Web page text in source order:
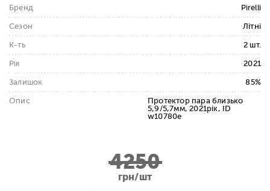
Бренд Pirelli
Сезон Літні
К-ть 2 шт.
Рік 2021
Залишок 85%
Опис
Протектор пара близько
5,9/5,7мм, 2021рік, ID
w10780e
4250
грн/шт